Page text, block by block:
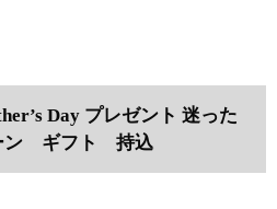
Day プレゼント 迷った
ン ギフト 持込